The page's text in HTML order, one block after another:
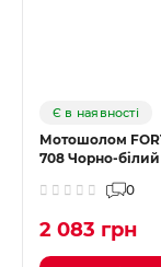
Є в наявності
Мотошолом
708 Чорно-білий
0
2 083 грн